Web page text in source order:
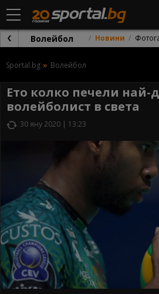
Волейбол Новини
Sportal.bg Волейбол
Ето колко печели най-
волейболист в света
30 яну 2020 | 13:23